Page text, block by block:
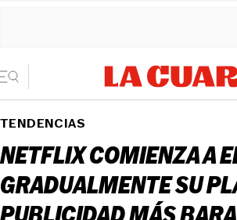
TENDENCIAS
NETFLIX COMIENZA A
GRADUALMENTE SU